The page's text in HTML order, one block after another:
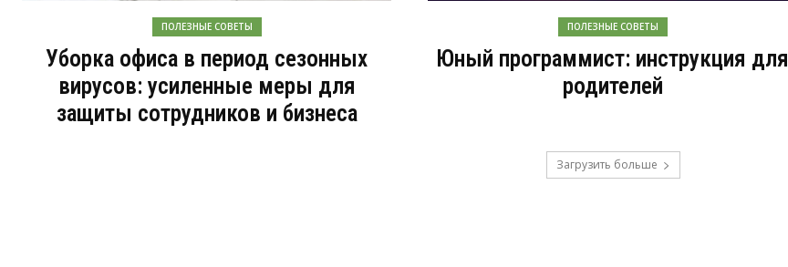
ПОЛЕЗНЫЕ СОВЕТЫ
Уборка офиса в период сезонных
вирусов: усиленные меры для
защиты сотрудников и бизнеса
ПОЛЕЗНЫЕ СОВЕТЫ
Юный программист: инструкция для
родителей
Загрузить больше